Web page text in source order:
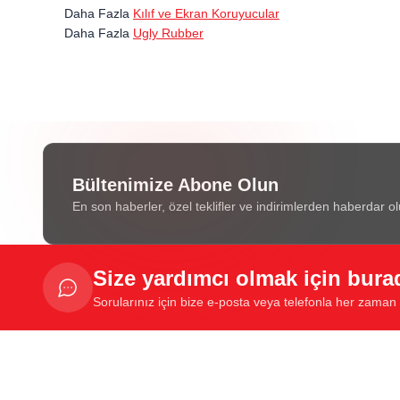
Daha Fazla Kılıf ve Ekran Koruyucular
Daha Fazla Ugly Rubber
Bültenimize Abone Olun
En son haberler, özel teklifler ve indirimlerden haberdar
Size yardımcı olmak için
Sorularınız için bize e-posta veya telefonla her zaman